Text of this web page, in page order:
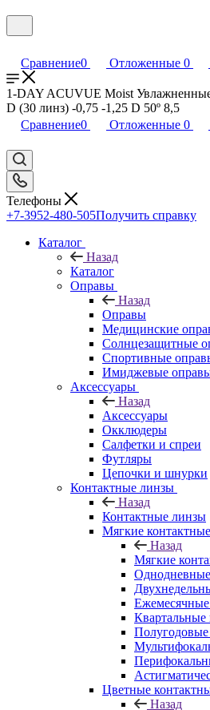
Сравнение0 Отложенные 0
1-DAY ACUVUE Moist
D (30 линз) -0,75 -1,25 D 50º 8,5
Сравнение0 Отложенные 0
Телефоны
+7-3952-480-505Получить справку
Каталог
Назад
Каталог
Оправы
Назад
Оправы
Медицинские
Солнцезащитные
Спортивные
Имиджевые
Аксессуары
Назад
Аксессуары
Окклюдеры
Салфетки и спреи
Футляры
Цепочки и шнурки
Контактные линзы
Назад
Контактные линзы
Мягкие
Назад
Мягкие
Квартальные
Цветные
Назад